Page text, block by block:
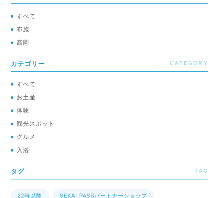
すべて
布施
高岡
カテゴリー CATEGORY
すべて
お土産
体験
観光スポット
グルメ
入浴
タグ TAG
22時以降 SEKAI PASSパートナーショップ